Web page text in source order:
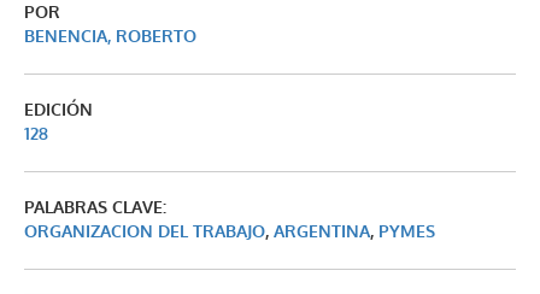
POR
BENENCIA, ROBERTO
EDICIÓN
128
PALABRAS CLAVE:
ORGANIZACION DEL TRABAJO, ARGENTINA, PYMES